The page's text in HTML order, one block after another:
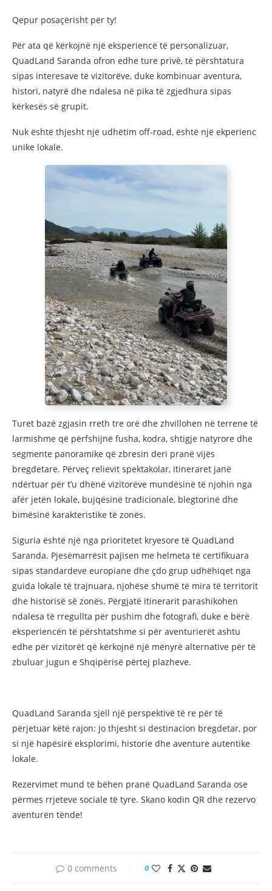
Qepur posaçërisht për ty!
Për ata që kërkojnë një eksperiencë të personalizuar,
QuadLand Saranda ofron edhe ture privè, të përshtatura
sipas interesave të vizitorëve, duke kombinuar aventura,
histori, natyrë dhe ndalesa në pika të zgjedhura sipas
kërkesës së grupit.
Nuk është thjesht një udhëtim off-road, është një ekperienc
unike lokale.
Turet bazë zgjasin rreth tre orë dhe zhvillohen në terrene të
larmishme që përfshijnë fusha, kodra, shtigje natyrore dhe
segmente panoramike që zbresin deri pranë vijës
bregdetare. Përveç relievit spektakolar, itineraret janë
ndërtuar për t’u dhënë vizitorëve mundësinë të njohin nga
afër jetën lokale, bujqësinë tradicionale, blegtorinë dhe
bimësinë karakteristike të zonës.
Siguria është një nga prioritetet kryesore të QuadLand
Saranda. Pjesëmarrësit pajisen me helmeta të certifikuara
sipas standardeve europiane dhe çdo grup udhëhiqet nga
guida lokale të trajnuara, njohëse shumë të mira të territorit
dhe historisë së zonës. Përgjatë itinerarit parashikohen
ndalesa të rregullta për pushim dhe fotografi, duke e bërë
eksperiencën të përshtatshme si për aventurierët ashtu
edhe për vizitorët që kërkojnë një mënyrë alternative për të
zbuluar jugun e Shqipërisë përtej plazheve.
QuadLand Saranda sjell një perspektivë të re për të
përjetuar këtë rajon: jo thjesht si destinacion bregdetar, por
si një hapësirë eksplorimi, historie dhe aventure autentike
lokale.
Rezervimet mund të bëhen pranë QuadLand Saranda ose
përmes rrjeteve sociale të tyre. Skano kodin QR dhe rezervo
aventurën tënde!
0 comments 0